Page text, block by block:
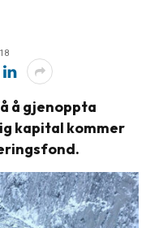
å gjenoppta
kapital kommer